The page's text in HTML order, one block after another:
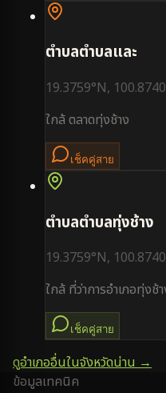
ตำบลตำบลและ
19.3759°N, 100.8740
ใกล้ตลาดทุ่งช้าง
เช็คคู่สาย
ตำบลตำบลทุ่งช้าง
19.3759°N, 100.8740
ใกล้ ที่ว่าการอำเภอทุ่งช้
เช็คคู่สาย
ดูอำเภออื่นในจังหวัดน่าน→
ข้อมูลเทคนิค